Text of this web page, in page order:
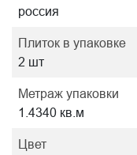
россия
Плиток в упаковке
2 шт
Метраж упаковки
1.4340 кв.м
Цвет